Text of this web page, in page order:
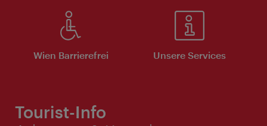
Wien Barrierefrei Unsere Services
Tourist-Info